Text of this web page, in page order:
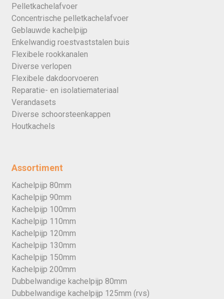
Pelletkachelafvoer
Concentrische pelletkachelafvoer
Geblauwde kachelpijp
Enkelwandig roestvaststalen buis
Flexibele rookkanalen
Diverse verlopen
Flexibele dakdoorvoeren
Reparatie- en isolatiemateriaal
Verandasets
Diverse schoorsteenkappen
Houtkachels
Assortiment
Kachelpijp 80mm
Kachelpijp 90mm
Kachelpijp 100mm
Kachelpijp 110mm
Kachelpijp 120mm
Kachelpijp 130mm
Kachelpijp 150mm
Kachelpijp 200mm
Dubbelwandige kachelpijp 80mm
Dubbelwandige kachelpijp 125mm (rvs)